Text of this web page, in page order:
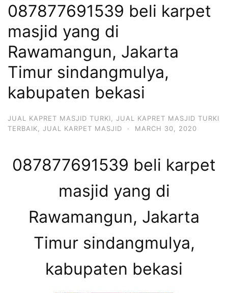
087877691539 beli karpet
masjid yang di
Rawamangun, Jakarta
Timur sindangmulya,
kabupaten bekasi
JUAL KAPRET MASJID TURKI
JUAL KAPRET MASJID TURKI
TERBAIK
JUAL KARPET MASJID · MARCH 30, 2020
087877691539 beli karpet
masjid yang di
Rawamangun, Jakarta
Timur sindangmulya,
kabupaten bekasi